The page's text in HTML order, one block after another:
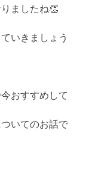
ましたね👏
いきましょう
おすすめして
いてのお話で